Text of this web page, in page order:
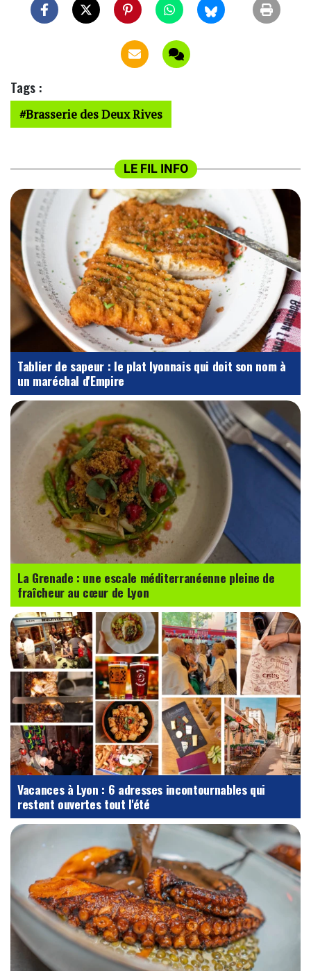
Tags :
Brasserie des Deux Rives
LE FIL INFO
Tablier de sapeur : le plat lyonnais qui doit son nom à
un maréchal d'Empire
La Grenade : une escale méditerranéenne pleine de
fraîcheur au cœur de Lyon
Vacances à Lyon : 6 adresses incontournables qui
restent ouvertes tout l'été